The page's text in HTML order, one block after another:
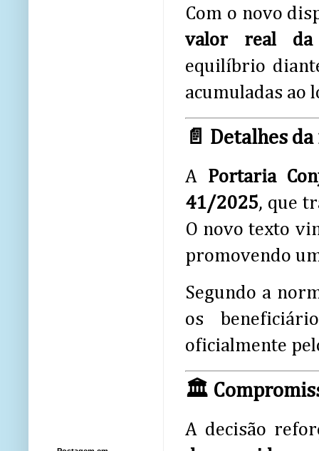
Com o novo
valor real da
equilíbrio
acumuladas ao
📄 Detalhes
A Portaria
41/2025, que
O novo texto
promovendo
Segundo a
os
oficialmente
🏛️
A decisão